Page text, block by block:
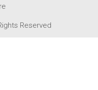
Reserved